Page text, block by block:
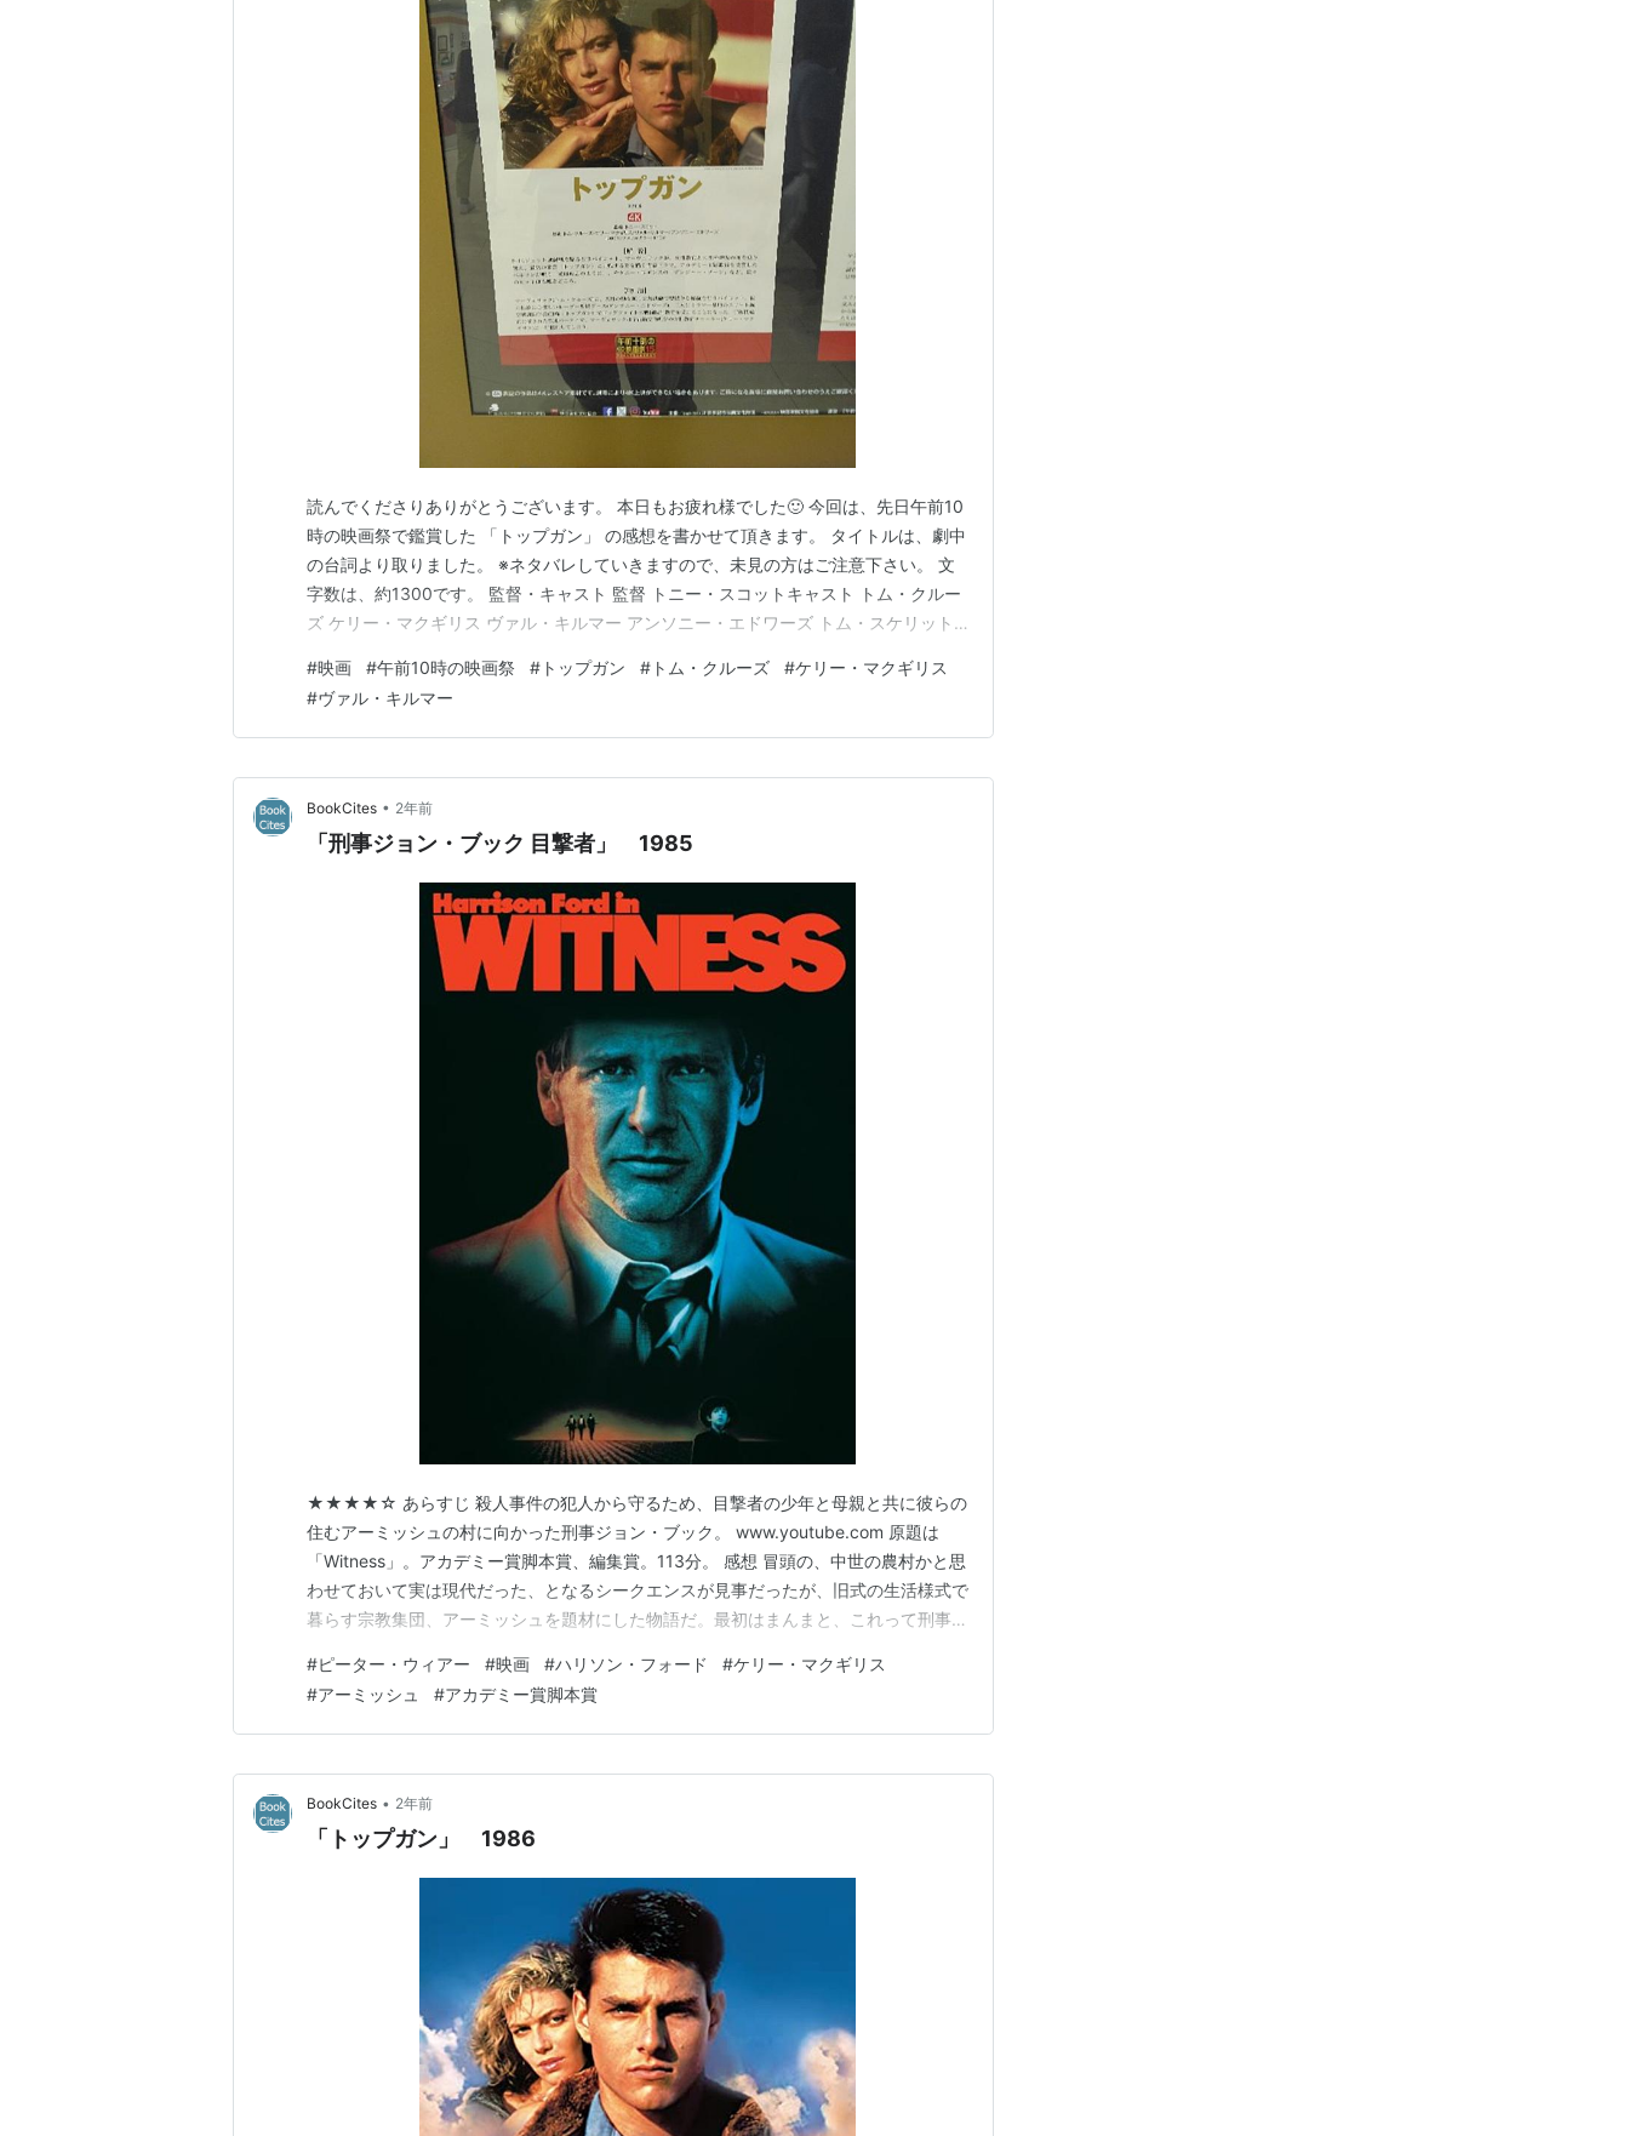
読んでくださりありがとうございます。 本日もお疲れ様でした🙂 今回は、先日午前10
時の映画祭で鑑賞した 「トップガン」 の感想を書かせて頂きます。 タイトルは、劇中
の台詞より取りました。 ※ネタバレしていきますので、未見の方はご注意下さい。 文
字数は、約1300です。 監督・キャスト 監督 トニー・スコットキャスト トム・クルー
ズ ケリー・マクギリス ヴァル・キルマー アンソニー・エドワーズ トム・スケリット
ティム・ロビンス クラレンス・ギルヤード・Jr ウィップ・ヒューブリー ジェームズ・
トルカン メグ・ラ…
#映画 #午前10時の映画祭 # トップガン # トム・クルーズ #ケリー・マクギリス
#ヴァル・キルマー
BookCites • 2年前
「刑事ジョン・ブック 目撃者」 1985
★★★★☆ あらすじ 殺人事件の犯人から守るため、目撃者の少年と母親と共に彼らの
住むアーミッシュの村に向かった刑事ジョン・ブック。 www.youtube.com 原題は
「Witness」。アカデミー賞脚本賞、編集賞。113分。 感想 冒頭の、中世の農村かと思
わせておいて実は現代だった、となるシークエンスが見事だったが、旧式の生活様式で
暮らす宗教集団、アーミッシュを題材にした物語だ。最初はまんまと、これって刑事が
―「充足」と「簡素」の文化 (Nigensha Simultaneous World Issues) 作者:智…
#ピーター・ウィアー #映画 #ハリソン・フォード #ケリー・マクギリス
#アーミッシュ #アカデミー賞脚本賞
BookCites • 2年前
「トップガン」 1986